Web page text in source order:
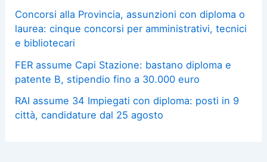
Concorsi alla Provincia, assunzioni con diploma o
laurea: cinque concorsi per amministrativi, tecnici
e bibliotecari
FER assume Capi Stazione: bastano diploma e
patente B, stipendio fino a 30.000 euro
RAI assume 34 Impiegati con diploma: posti in 9
città, candidature dal 25 agosto